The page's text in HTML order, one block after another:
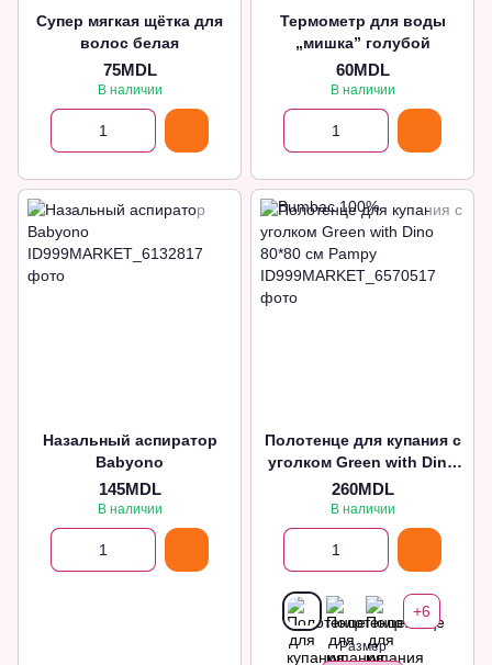
Супер мягкая щётка для
волос белая
75MDL
В наличии
Термометр для воды
„мишка” голубой
60MDL
В наличии
Назальный аспиратор
Babyono
145MDL
В наличии
Полотенце для купания с
уголком Green with Dino
80*80 см Pampy
260MDL
В наличии
+6
Размер